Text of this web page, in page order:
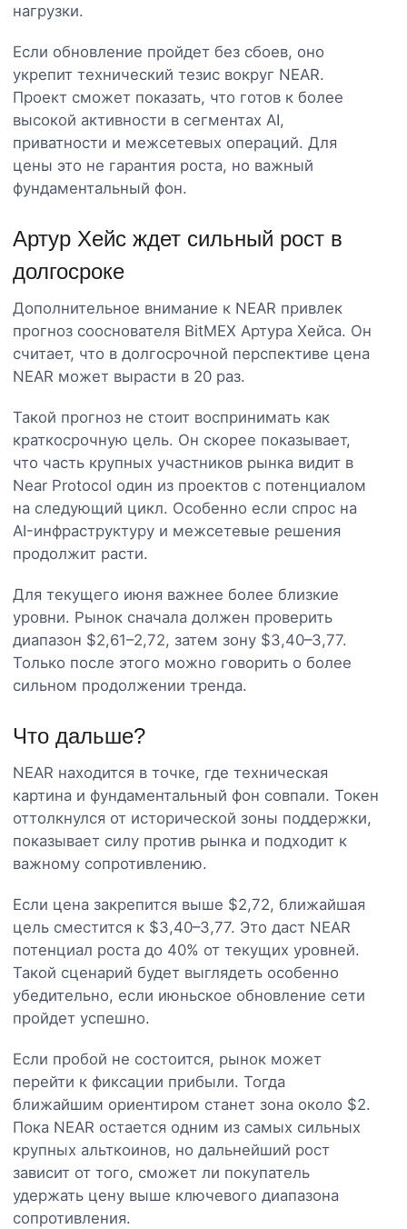
нагрузки.
Если обновление пройдет без сбоев, оно
укрепит технический тезис вокруг NEAR.
Проект сможет показать, что готов к более
высокой активности в сегментах AI,
приватности и межсетевых операций. Для
цены это не гарантия роста, но важный
фундаментальный фон.
Артур Хейс ждет сильный рост в
долгосроке
Дополнительное внимание к NEAR привлек
прогноз сооснователя BitMEX Артура Хейса. Он
считает, что в долгосрочной перспективе цена
NEAR может вырасти в 20 раз.
Такой прогноз не стоит воспринимать как
краткосрочную цель. Он скорее показывает,
что часть крупных участников рынка видит в
Near Protocol один из проектов с потенциалом
на следующий цикл. Особенно если спрос на
AI-инфраструктуру и межсетевые решения
продолжит расти.
Для текущего июня важнее более близкие
уровни. Рынок сначала должен проверить
диапазон $2,61–2,72, затем зону $3,40–3,77.
Только после этого можно говорить о более
сильном продолжении тренда.
Что дальше?
NEAR находится в точке, где техническая
картина и фундаментальный фон совпали. Токен
оттолкнулся от исторической зоны поддержки,
показывает силу против рынка и подходит к
важному сопротивлению.
Если цена закрепится выше $2,72, ближайшая
цель сместится к $3,40–3,77. Это даст NEAR
потенциал роста до 40% от текущих уровней.
Такой сценарий будет выглядеть особенно
убедительно, если июньское обновление сети
пройдет успешно.
Если пробой не состоится, рынок может
перейти к фиксации прибыли. Тогда
ближайшим ориентиром станет зона около $2.
Пока NEAR остается одним из самых сильных
крупных альткоинов, но дальнейший рост
зависит от того, сможет ли покупатель
удержать цену выше ключевого диапазона
сопротивления.